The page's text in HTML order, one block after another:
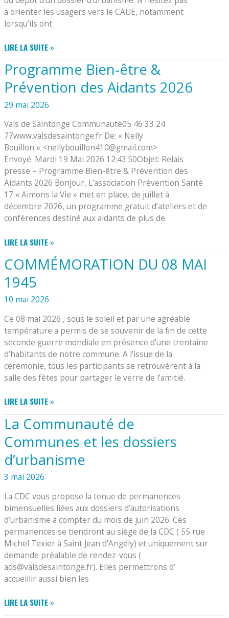
à orienter les usagers vers le CAUE, notamment
lorsqu’ils ont
CONSEIL
D’ARCHITECTURE,
D’URBANISME
ET
DE
L’ENVIRONNEMENT
LIRE LA SUITE »
Programme Bien-être &
Prévention des Aidants 2026
29 mai 2026
Vals de Saintonge Communauté05 46 33 24
77www.valsdesaintonge.fr De: « Nelly
Bouillon » <nellybouillon410@gmail.com>
Envoyé: Mardi 19 Mai 2026 12:43:50Objet: Relais
presse – Programme Bien-être & Prévention des
Aidants 2026 Bonjour, L’association Prévention Santé
17 « Aimons la Vie » met en place, de juillet à
décembre 2026, un programme gratuit d’ateliers et de
conférences destiné aux aidants de plus de
PROGRAMME
BIEN-
ÊTRE
&
PRÉVENTION
DES
2026
LIRE LA SUITE »
COMMÉMORATION DU 08 MAI
1945
10 mai 2026
Ce 08 mai 2026 , sous le soleil et par une agréable
température a permis de se souvenir de la fin de cette
seconde guerre mondiale en présence d’une trentaine
d’habitants de notre commune. A l’issue de la
cérémonie, tous les participants se retrouvèrent à la
salle des fêtes pour partager le verre de l’amitié.
COMMÉMORATION
DU
MAI
1945
LIRE LA SUITE »
La Communauté de
Communes et les dossiers
d’urbanisme
3 mai 2026
La CDC vous propose la tenue de permanences
bimensuelles liées aux dossiers d’autorisations
d’urbanisme à compter du mois de juin 2026. Ces
permanences se tiendront au siège de la CDC ( 55 rue
Michel Texier à Saint Jean d’Angély) et uniquement sur
demande préalable de rendez-vous (
ads@valsdesaintonge.fr). Elles permettrons d’
accueillir aussi bien les
LA
COMMUNAUTÉ
LIRE LA SUITE »